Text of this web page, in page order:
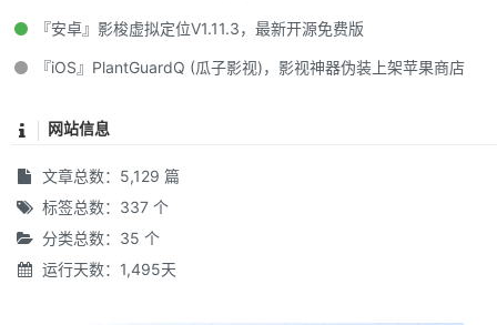
『安卓』影梭虚拟定位V1.11.3，最新开源免费版
『iOS』PlantGuardQ (瓜子影视)，影视神器伪装上架苹果商店
网站信息
文章总数：5,129 篇
标签总数：337 个
分类总数：35 个
运行天数：1,495天